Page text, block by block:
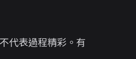
代表過程精彩。有